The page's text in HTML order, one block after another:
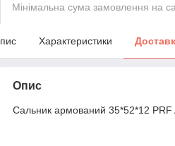
Мінімальна сума замовлення на
Характеристики
Опис
Сальник армований 35*52*12 PRF